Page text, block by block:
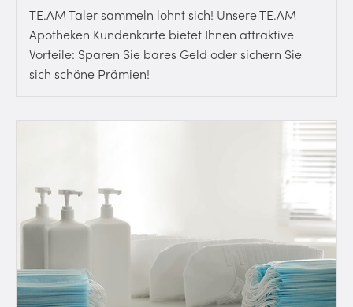
TE.AM Taler sammeln lohnt sich! Unsere TE.AM
Apotheken Kundenkarte bietet Ihnen attraktive
Vorteile: Sparen Sie bares Geld oder sichern Sie
sich schöne Prämien!